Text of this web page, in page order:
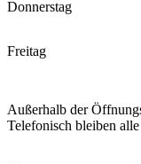
Donnerstag
Freitag
Außerhalb der
Telefonisch bleiben